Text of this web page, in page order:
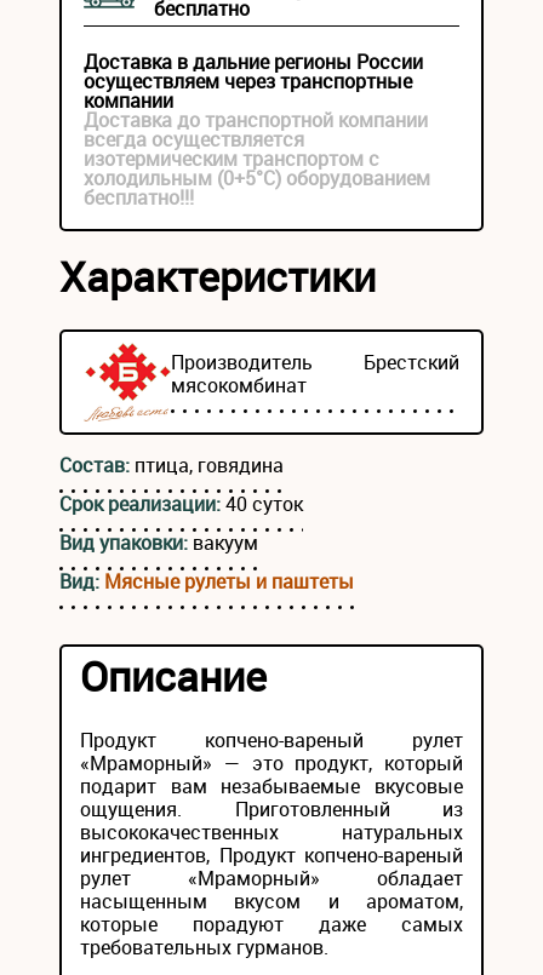
бесплатно
Доставка в дальние регионы России
осуществляем через транспортные
компании
Доставка до транспортной компании
всегда осуществляется
изотермическим транспортом с
холодильным (0+5°С) оборудованием
бесплатно!!!
Характеристики
Производитель Брестский
мясокомбинат
Состав: птица, говядина
Срок реализации:40 суток
Вид упаковки: вакуум
Вид: Мясные рулеты и паштеты
Описание
Продукт копчено-вареный рулет
«Мраморный» — это продукт, который
подарит вам незабываемые вкусовые
ощущения. Приготовленный из
высококачественных натуральных
ингредиентов, Продукт копчено-вареный
рулет «Мраморный» обладает
насыщенным вкусом и ароматом,
которые порадуют даже самых
требовательных гурманов.